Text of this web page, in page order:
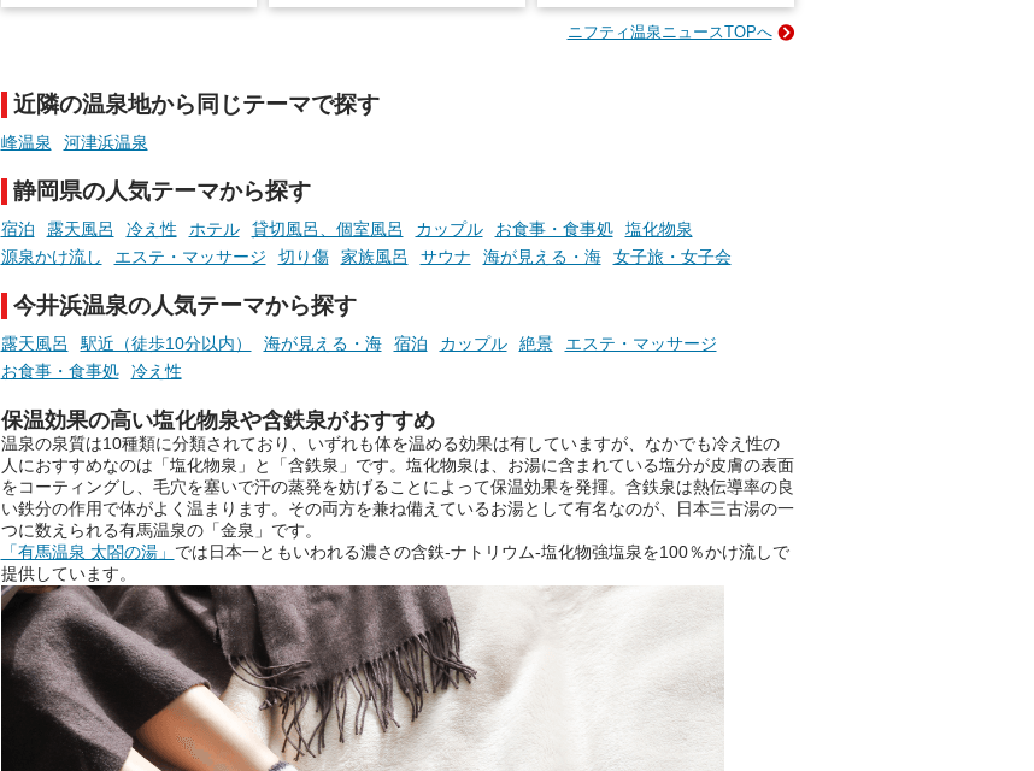
まったスポットが続々登場して
います。
現地取材記事もあわせて紹介し
ていますので、気になる施設は
ぜひチェックして次のおでかけ
先の参考にしてみてください
ね。
手相やタロットなど気軽に楽し
GIFT500円分をプレゼントい
ニフティ温泉ニュースTOPへ
近隣の温泉地から同じテーマで探す
峰温泉 河津浜温泉
静岡県の人気テーマから探す
宿泊 露天風呂 冷え性 ホテル 貸切風呂、個室風呂 カップル お食事・食事処
塩化物泉
源泉かけ流し
エステ・マッサージ 切り傷 家族風呂 サウナ 海が見える・海 女子旅・女子会
今井浜温泉の人気テーマから探す
露天風呂 駅近（徒歩10分以内） 海が見える・海 宿泊 カップル 絶景
エステ・マッサージ
お食事・食事処
冷え性
保温効果の高い塩化物泉や含鉄泉がおすすめ
温泉の泉質は10種類に分類されており、いずれも体を温める効果は有していますが、なかでも冷え性の
人におすすめなのは「塩化物泉」と「含鉄泉」です。塩化物泉は、お湯に含まれている塩分が皮膚の表面
をコーティングし、毛穴を塞いで汗の蒸発を妨げることによって保温効果を発揮。含鉄泉は熱伝導率の良
い鉄分の作用で体がよく温まります。その両方を兼ね備えているお湯として有名なのが、日本三古湯の一
つに数えられる有馬温泉の「金泉」です。
「有馬温泉 太閤の湯」 では日本一ともいわれる濃さの含鉄-ナトリウム-塩化物強塩泉を100％かけ流しで
提供しています。